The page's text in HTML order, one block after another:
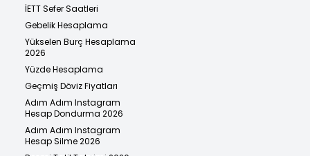
İETT Sefer Saatleri
Gebelik Hesaplama
Yükselen Burç Hesaplama
2026
Yüzde Hesaplama
Geçmiş Döviz Fiyatları
Adım Adım Instagram
Hesap Dondurma 2026
Adım Adım Instagram
Hesap Silme 2026